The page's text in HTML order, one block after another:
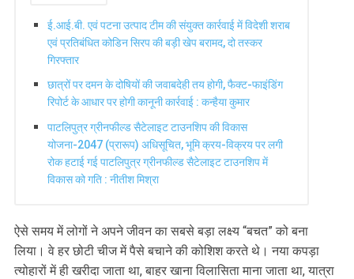
ई.आई.बी. एवं पटना उत्पाद टीम की संयुक्त कार्रवाई में विदेशी शराब
एवं प्रतिबंधित कोडिन सिरप की बड़ी खेप बरामद, दो तस्कर
गिरफ्तार
छात्रों पर दमन के दोषियों की जवाबदेही तय होगी, फैक्ट-फाइंडिंग
रिपोर्ट के आधार पर होगी कानूनी कार्रवाई : कन्हैया कुमार
पाटलिपुत्र ग्रीनफील्ड सैटेलाइट टाउनशिप की विकास
योजना-2047 (प्रारूप) अधिसूचित, भूमि क्रय-विक्रय पर लगी
रोक हटाई गई पाटलिपुत्र ग्रीनफील्ड सैटेलाइट टाउनशिप में
विकास को गति : नीतीश मिश्रा
ऐसे समय में लोगों ने अपने जीवन का सबसे बड़ा लक्ष्य “बचत” को बना
लिया। वे हर छोटी चीज में पैसे बचाने की कोशिश करते थे। नया कपड़ा
त्योहारों में ही खरीदा जाता था, बाहर खाना विलासिता माना जाता था, यात्रा